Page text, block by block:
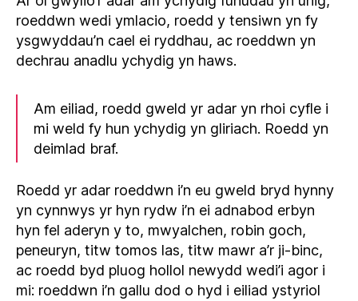
roeddwn wedi ymlacio, roedd y tensiwn yn fy
ysgwyddau’n cael ei ryddhau, ac roeddwn yn
dechrau anadlu ychydig yn haws.
Am eiliad, roedd gweld yr adar yn rhoi cyfle i
mi weld fy hun ychydig yn gliriach. Roedd yn
deimlad braf.
Roedd yr adar roeddwn i’n eu gweld bryd hynny
yn cynnwys yr hyn rydw i’n ei adnabod erbyn
hyn fel aderyn y to, mwyalchen, robin goch,
peneuryn, titw tomos las, titw mawr a’r ji-binc,
ac roedd byd pluog hollol newydd wedi’i agor i
mi: roeddwn i’n gallu dod o hyd i eiliad ystyriol